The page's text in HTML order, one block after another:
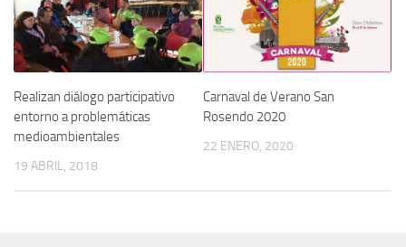
Realizan diálogo participativo
entorno a problemáticas
medioambientales
19 ABRIL, 2018
Carnaval de Verano San
Rosendo 2020
22 ENERO, 2020